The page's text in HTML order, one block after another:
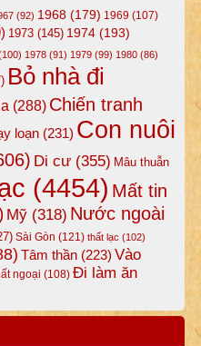
(92) 1968(179) 1969 (107)
1973(145) 1974(193)
1978(91) 1979(99) 1980(86)
Bỏ nhà đi
(288) Chiến tranh
loạn(231) Con nuôi
Di cư(355) Mâu thuẫn
(4454) Mất tin
Mỹ(318) Nước ngoài
Sài Gòn (121) thất lạc (102)
Tâm thần(223) Vào
ngoại (108) Đi làm ăn